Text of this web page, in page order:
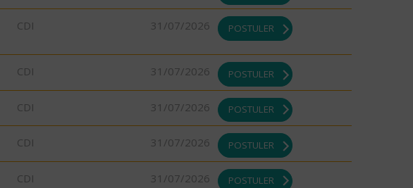
CDI 31/07/2026 POSTULER
CDI 31/07/2026 POSTULER
CDI 31/07/2026 POSTULER
CDI 31/07/2026 POSTULER
CDI 31/07/2026 POSTULER